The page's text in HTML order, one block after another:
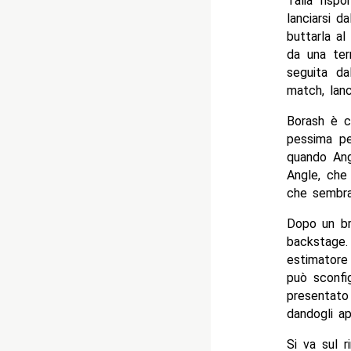
lanciarsi
buttarla al
da una
seguita
match,
Borash è
pessima
quando
Angle,
che
Dopo un
può
dandogli
Si va sul